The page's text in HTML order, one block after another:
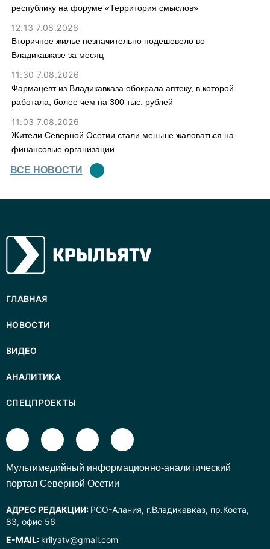
республику на форуме «Территория смыслов»
12:13 7.08.2026
Вторичное жилье незначительно подешевело во
Владикавказе за месяц
11:30 7.08.2026
Фармацевт из Владикавказа обокрала аптеку, в которой
работала, более чем на 300 тыс. рублей
11:03 7.08.2026
Жители Северной Осетии стали меньше жаловаться на
финансовые организации
ВСЕ НОВОСТИ
ГЛАВНАЯ
НОВОСТИ
ВИДЕО
АНАЛИТИКА
СПЕЦПРОЕКТЫ
Mультимедийный информационно-аналитический
портал Северной Осетии
АДРЕС РЕДАКЦИИ: РСО-Алания, г.Владикавказ, пр.Коста,
83, офис 56
E-MAIL: krilyatv@gmail.com